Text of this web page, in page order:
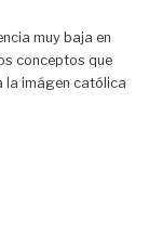
muy baja en
conceptos que
la imágen católica